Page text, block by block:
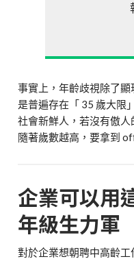
事實上，年齡歧視除了
是普遍存在「 35 歲大限
社會新鮮人，若沒有傲人
隨著歲數越高，要拿到
企業可以用
年級生力軍
對於企業想朝聘中高齡